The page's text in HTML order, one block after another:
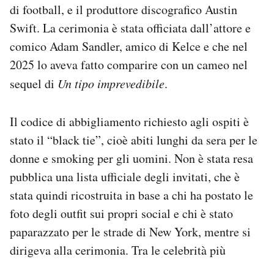
di football, e il produttore discografico Austin
Swift. La cerimonia è stata officiata dall’attore e
comico Adam Sandler, amico di Kelce e che nel
2025 lo aveva fatto comparire con un cameo nel
sequel di Un tipo imprevedibile.
Il codice di abbigliamento richiesto agli ospiti è
stato il “black tie”, cioè abiti lunghi da sera per le
donne e smoking per gli uomini. Non è stata resa
pubblica una lista ufficiale degli invitati, che è
stata quindi ricostruita in base a chi ha postato le
foto degli outfit sui propri social e chi è stato
paparazzato per le strade di New York, mentre si
dirigeva alla cerimonia. Tra le celebrità più